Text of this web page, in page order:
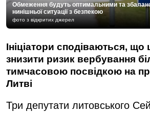
Обмеження будуть оптимальними та
нинішньої ситуації з безпекою
фото з відкритих джерел
Ініціатори сподіваються,
знизити ризик вербування
тимчасовою посвідкою на
Литві
Три депутати литовського